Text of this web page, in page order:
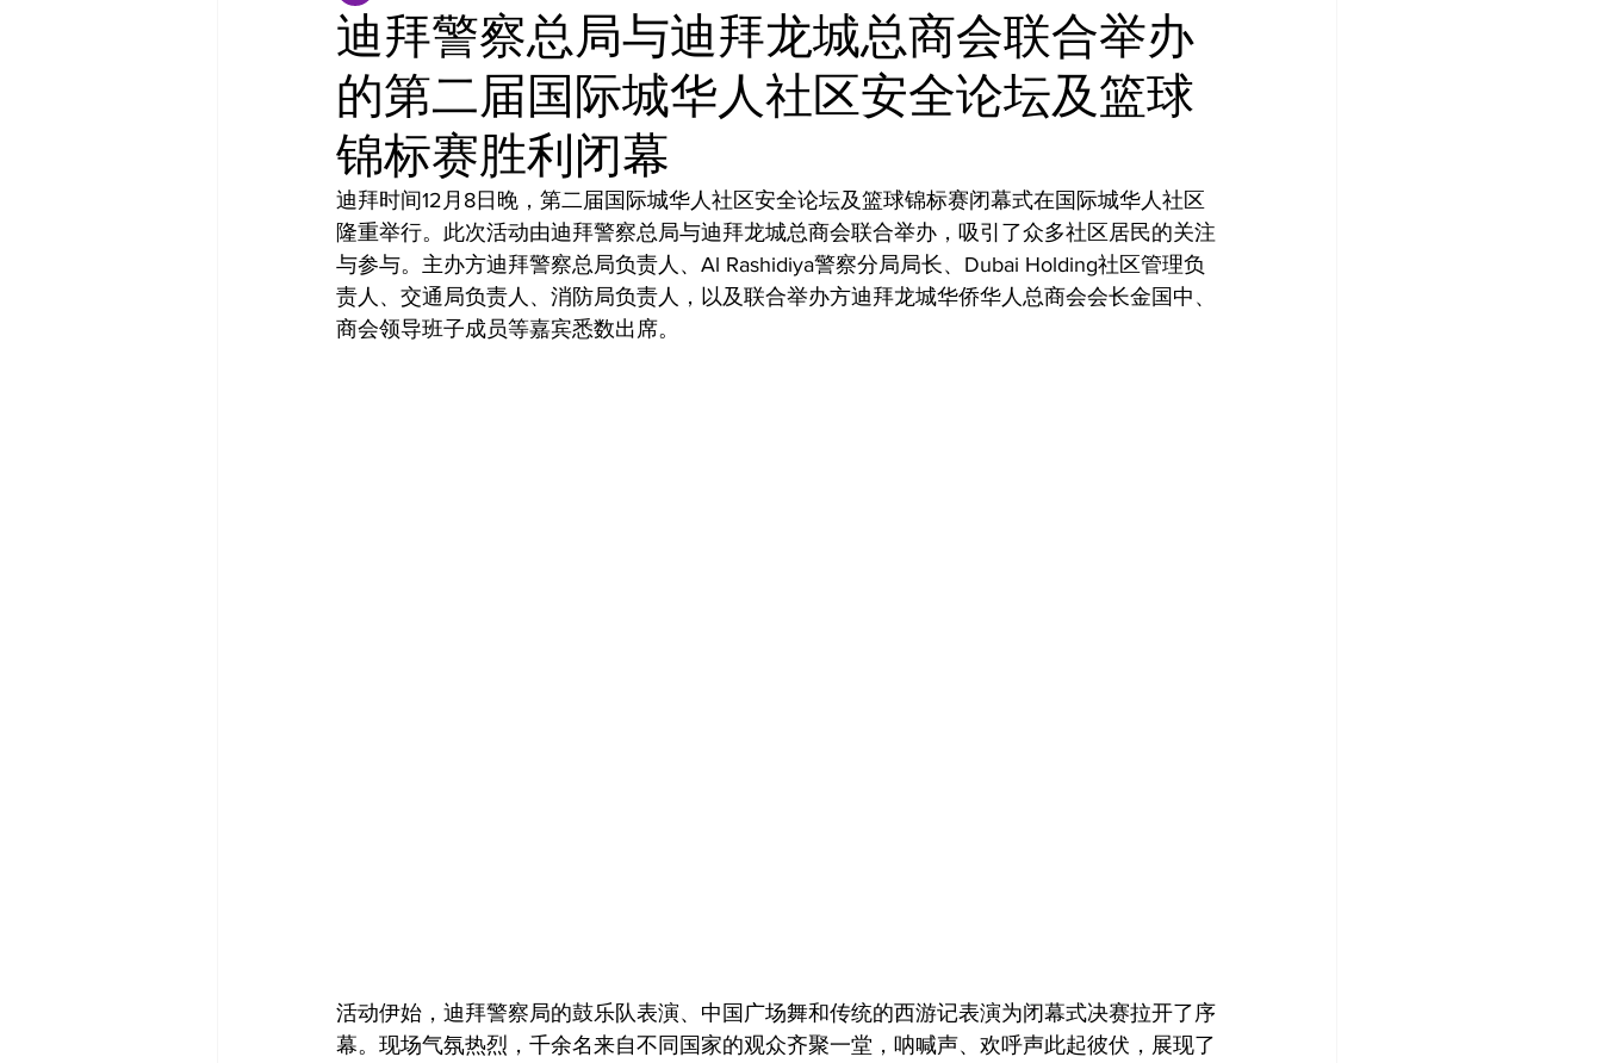
迪拜警察总局与迪拜龙城总商会联合举办
的第二届国际城华人社区安全论坛及篮球
锦标赛胜利闭幕
迪拜时间12月8日晚，第二届国际城华人社区安全论坛及篮球锦标赛闭幕式在国际城华人社区
隆重举行。此次活动由迪拜警察总局与迪拜龙城总商会联合举办，吸引了众多社区居民的关注
与参与。主办方迪拜警察总局负责人、Al Rashidiya警察分局局长、Dubai Holding社区管理负
责人、交通局负责人、消防局负责人，以及联合举办方迪拜龙城华侨华人总商会会长金国中、
商会领导班子成员等嘉宾悉数出席。
活动伊始，迪拜警察局的鼓乐队表演、中国广场舞和传统的西游记表演为闭幕式决赛拉开了序
幕。现场气氛热烈，千余名来自不同国家的观众齐聚一堂，呐喊声、欢呼声此起彼伏，展现了